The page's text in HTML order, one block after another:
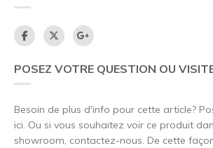
POSEZ VOTRE QUESTION OU
Besoin de plus d'info pour cette article?
ici. Ou si vous souhaitez voir ce produit
showroom, contactez-nous. De cette